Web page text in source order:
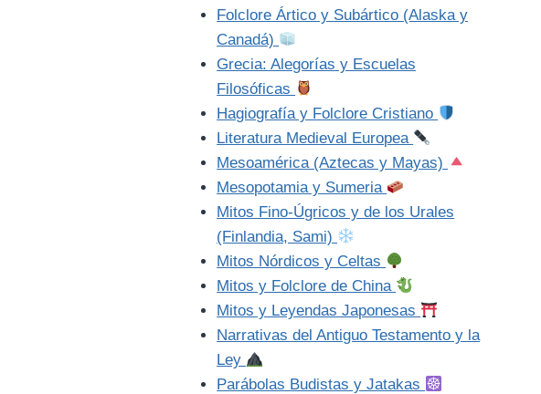
Folclore Ártico y Subártico (Alaska y
Canadá)
Grecia: Alegorías y Escuelas
Filosóficas
Hagiografía y Folclore Cristiano
Literatura Medieval Europea
Mesoamérica (Aztecas y Mayas)
Mesopotamia y Sumeria
Mitos Fino-Úgricos y de los Urales
(Finlandia, Sami)
Mitos Nórdicos y Celtas
Mitos y Folclore de China
Mitos y Leyendas Japonesas
Narrativas del Antiguo Testamento y la
Ley
Parábolas Budistas y Jatakas